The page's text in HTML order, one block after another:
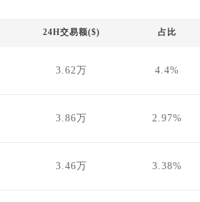
24H交易额($) 占比
3.62万 4.4%
3.86万 2.97%
3.46万 3.38%